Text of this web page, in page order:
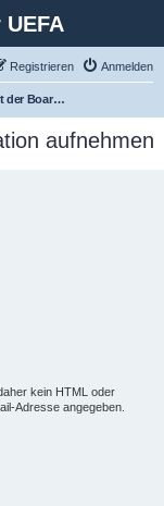
Anmelden
Registrieren
Kontakt mit der Board-Administration aufnehmen
aufnehmen
kein HTML oder
Adresse angegeben.